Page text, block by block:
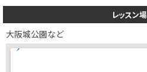
レッスン
大阪城公園など